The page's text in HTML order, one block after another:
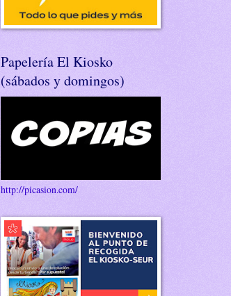
Papelería El Kiosko
(sábados y domingos)
http://picasion.com/